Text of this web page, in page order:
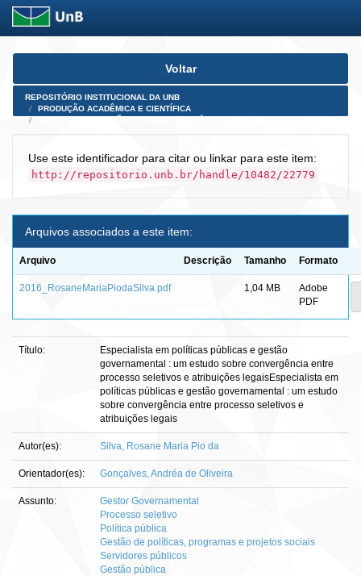
Skip
Voltar
REPOSITÓRIO INSTITUCIONAL DA UNB
PRODUÇÃO ACADÊMICA E CIENTÍFICA
Use este identificador para citar ou linkar para este item:
http://repositorio.unb.br/handle/10482/22779
Arquivos associados a este item:
Arquivo Descrição Tamanho Formato
2016_RosaneMariaPiodaSilva.pdf 1,04 MB
Adobe
PDF
Título:
Especialista em políticas públicas e gestão
governamental : um estudo sobre convergência entre
processo seletivos e atribuições legaisEspecialista em
políticas públicas e gestão governamental : um estudo
sobre convergência entre processo seletivos e
atribuições legais
Autor(es): Silva, Rosane Maria Pio da
Orientador(es): Gonçalves, Andréa de Oliveira
Assunto:
Gestor Governamental
Processo seletivo
Política pública
Gestão de políticas, programas e projetos sociais
Servidores públicos
Gestão pública